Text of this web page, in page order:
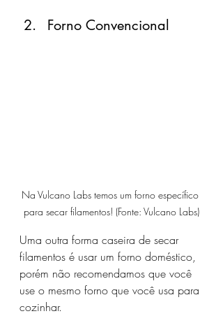
Forno Convencional
Na Vulcano Labs temos um forno específico
para secar filamentos! (Fonte: Vulcano Labs)
Uma outra forma caseira de secar
filamentos é usar um forno doméstico,
porém não recomendamos que você
use o mesmo forno que você usa para
cozinhar.